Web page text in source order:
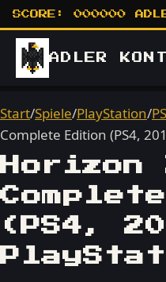
SCORE: 000000
ADLER
Start/Spiele/PlayStation/
Complete Edition (PS4,
Horizon
(PS4,